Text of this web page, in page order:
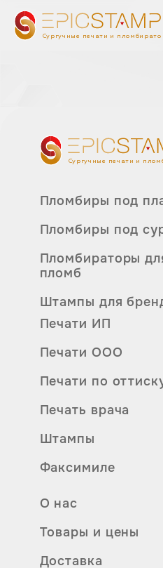
Сургучные печати и
Сургучные печати и
Печати ИП
Печати ООО
Печати по
Печать врача
Пломбираторы
пломб
Пломбиры под
Пломбиры под
Факсимиле
Штампы
Штампы для
О нас
Товары и цены
Доставка